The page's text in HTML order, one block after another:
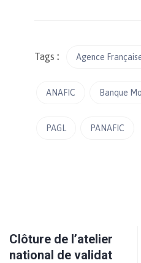
Tags : Agence
ANAFIC Banque
PAGL PANAFIC
Clôture de l’atelier
national de validat